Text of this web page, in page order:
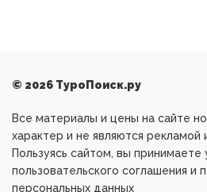
© 2026 ТуроПоиск.ру
Все материалы и цены на сайте
характер и не являются рекламой
Пользуясь сайтом, вы принимаете
пользовательского соглашения и
персональных данных